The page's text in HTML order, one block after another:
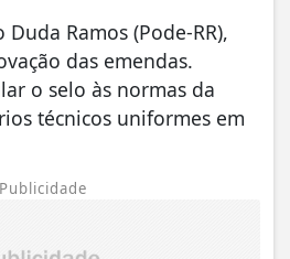
Ramos (Pode-RR),
das emendas.
o selo às normas da
técnicos uniformes em
Publicidade